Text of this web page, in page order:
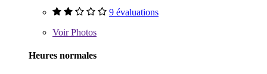
9 évaluations
VoirPhotos
Heures normales